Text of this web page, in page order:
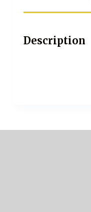
Description